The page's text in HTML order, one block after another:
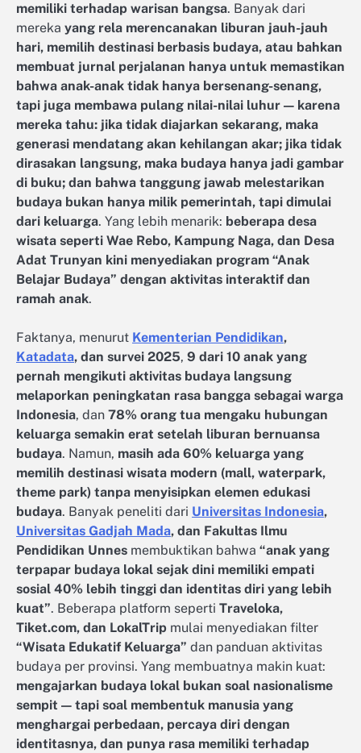
memiliki terhadap warisan bangsa. Banyak dari
mereka yang rela merencanakan liburan jauh-jauh
hari, memilih destinasi berbasis budaya, atau bahkan
membuat jurnal perjalanan hanya untuk memastikan
bahwa anak-anak tidak hanya bersenang-senang,
tapi juga membawa pulang nilai-nilai luhur — karena
mereka tahu: jika tidak diajarkan sekarang, maka
generasi mendatang akan kehilangan akar; jika tidak
dirasakan langsung, maka budaya hanya jadi gambar
di buku; dan bahwa tanggung jawab melestarikan
budaya bukan hanya milik pemerintah, tapi dimulai
dari keluarga. Yang lebih menarik: beberapa desa
wisata seperti Wae Rebo, Kampung Naga, dan Desa
Adat Trunyan kini menyediakan program “Anak
Belajar Budaya” dengan aktivitas interaktif dan
ramah anak.
Faktanya, menurut Kementerian Pendidikan,
Katadata, dan survei 2025, 9 dari 10 anak yang
pernah mengikuti aktivitas budaya langsung
melaporkan peningkatan rasa bangga sebagai warga
Indonesia, dan 78% orang tua mengaku hubungan
keluarga semakin erat setelah liburan bernuansa
budaya. Namun, masih ada 60% keluarga yang
memilih destinasi wisata modern (mall, waterpark,
theme park) tanpa menyisipkan elemen edukasi
budaya. Banyak peneliti dari Universitas Indonesia,
Universitas Gadjah Mada, dan Fakultas Ilmu
Pendidikan Unnes membuktikan bahwa “anak yang
terpapar budaya lokal sejak dini memiliki empati
sosial 40% lebih tinggi dan identitas diri yang lebih
kuat”. Beberapa platform seperti Traveloka,
Tiket.com, dan LokalTrip mulai menyediakan filter
“Wisata Edukatif Keluarga” dan panduan aktivitas
budaya per provinsi. Yang membuatnya makin kuat:
mengajarkan budaya lokal bukan soal nasionalisme
sempit — tapi soal membentuk manusia yang
menghargai perbedaan, percaya diri dengan
identitasnya, dan punya rasa memiliki terhadap